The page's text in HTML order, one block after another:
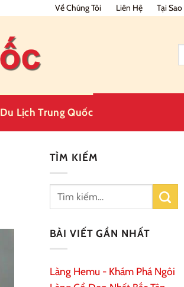
Về Chúng Tôi Liên Hệ Tại
Lịch Trung Quốc
TÌM KIẾM
BÀI VIẾT GẦN NHẤT
Làng Hemu - Khám Phá Ngôi